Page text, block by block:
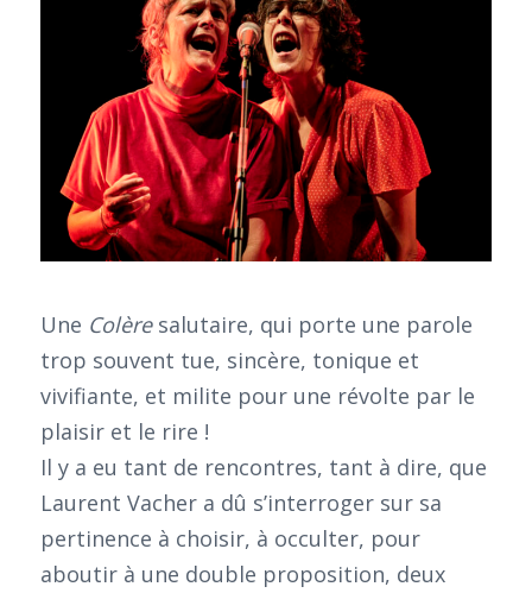
Une Colèresalutaire, qui porte une parole
trop souvent tue, sincère, tonique et
vivifiante, et milite pour une révolte par le
plaisir et le rire !
Il y a eu tant de rencontres, tant à dire, que
Laurent Vacher a dû s’interroger sur sa
pertinence à choisir, à occulter, pour
aboutir à une double proposition, deux